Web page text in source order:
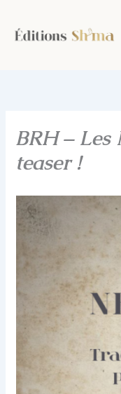
contenu
BRH – Les
teaser !